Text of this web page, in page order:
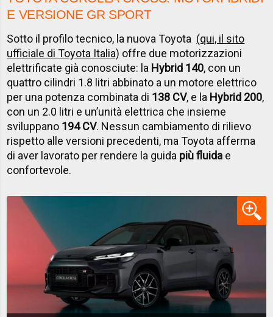
E VERSIONE GR SPORT
Sotto il profilo tecnico, la nuova Toyota (qui, il sito
ufficiale di Toyota Italia) offre due motorizzazioni
elettrificate già conosciute: la Hybrid 140, con un
quattro cilindri 1.8 litri abbinato a un motore elettrico
per una potenza combinata di 138 CV, e la Hybrid 200,
con un 2.0 litri e un’unità elettrica che insieme
sviluppano 194 CV. Nessun cambiamento di rilievo
rispetto alle versioni precedenti, ma Toyota afferma
di aver lavorato per rendere la guida più fluida e
confortevole.